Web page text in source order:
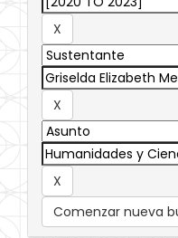
Comenzar nueva